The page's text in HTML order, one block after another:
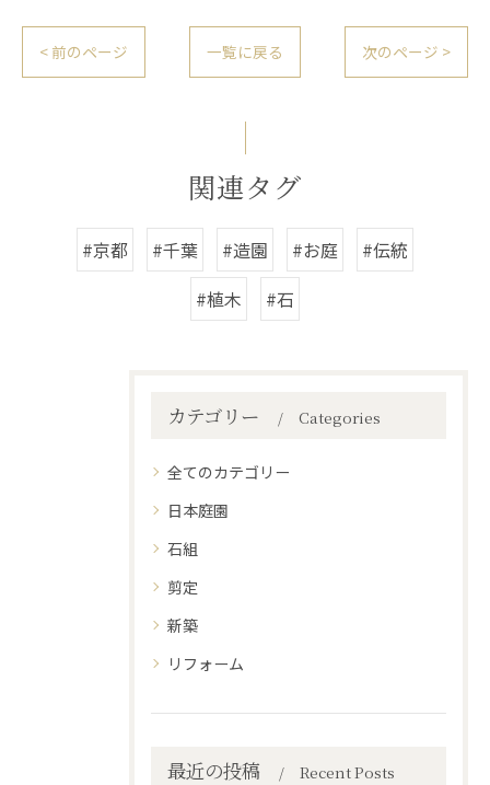
< 前のページ 一覧に戻る 次のページ >
関連タグ
#京都 #千葉 #造園 #お庭
#伝統
#植木
#石
カテゴリー Categories
全てのカテゴリー
日本庭園
石組
剪定
新築
リフォーム
最近の投稿 Recent Posts